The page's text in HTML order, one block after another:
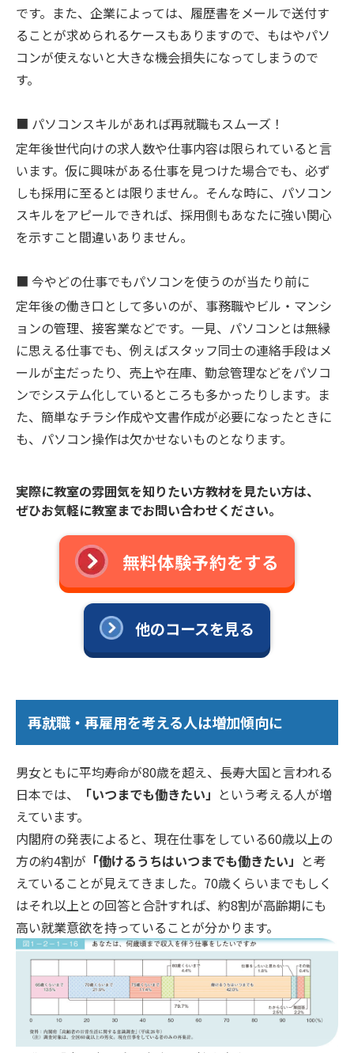
です。また、企業によっては、履歴書をメールで送付す
ることが求められるケースもありますので、もはやパソ
コンが使えないと大きな機会損失になってしまうので
す。
■ パソコンスキルがあれば再就職もスムーズ！
定年後世代向けの求人数や仕事内容は限られていると言
います。仮に興味がある仕事を見つけた場合でも、必ず
しも採用に至るとは限りません。そんな時に、パソコン
スキルをアピールできれば、採用側もあなたに強い関心
を示すこと間違いありません。
■ 今やどの仕事でもパソコンを使うのが当たり前に
定年後の働き口として多いのが、事務職やビル・マンシ
ョンの管理、接客業などです。一見、パソコンとは無縁
に思える仕事でも、例えばスタッフ同士の連絡手段はメ
ールが主だったり、売上や在庫、勤怠管理などをパソコ
ンでシステム化しているところも多かったりします。ま
た、簡単なチラシ作成や文書作成が必要になったときに
も、パソコン操作は欠かせないものとなります。
実際に教室の雰囲気を知りたい方教材を見たい方は、
ぜひお気軽に教室までお問い合わせください。
無料体験予約をする
他のコースを見る
再就職・再雇用を考える人は増加傾向に
男女ともに平均寿命が80歳を超え、長寿大国と言われる
日本では、
「いつまでも働きたい」 という考える人が増
えています。
内閣府の発表によると、現在仕事をしている60歳以上の
方の約4割が 「働けるうちはいつまでも働きたい」 と考
えていることが見えてきました。70歳くらいまでもしく
はそれ以上との回答と合計すれば、約8割が高齢期にも
高い就業意欲を持っていることが分かります。